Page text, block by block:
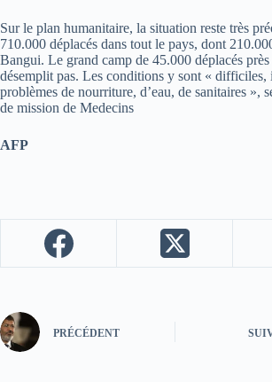
Sur le plan humanitaire, la situation reste très
710.000 déplacés dans tout le pays, dont
Bangui. Le grand camp de 45.000 déplacés près
désemplit pas. Les conditions y sont « difficiles,
problèmes de nourriture, d’eau, de sanitaires »,
de mission de Medecins
AFP
PRÉCÉDENT